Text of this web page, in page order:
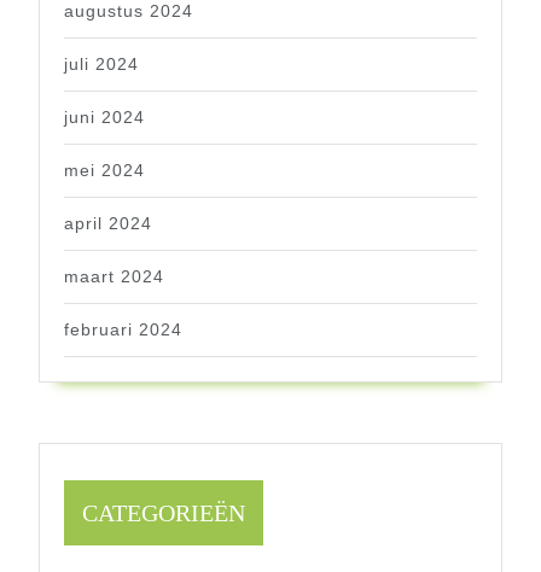
augustus 2024
juli 2024
juni 2024
mei 2024
april 2024
maart 2024
februari 2024
CATEGORIEËN